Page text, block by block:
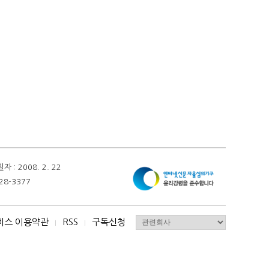
자 : 2008. 2. 22
3377
스 이용약관 I RSS I 구독신청